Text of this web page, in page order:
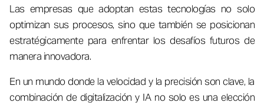
Las empresas que adoptan estas tecnologías no solo
optimizan sus procesos, sino que también se posicionan
estratégicamente para enfrentar los desafíos futuros de
manera innovadora.
En un mundo donde la velocidad y la precisión son clave, la
combinación de digitalización y IA no solo es una elección